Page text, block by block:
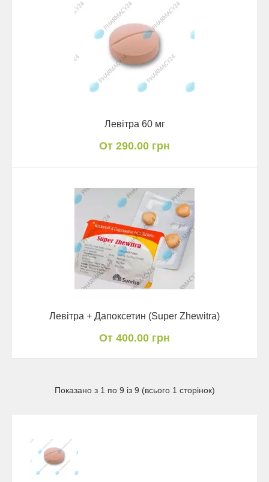
Левітра 60 мг
От 290.00 грн
Левітра + Дапоксетин (Super Zhewitra)
От 400.00 грн
Показано з 1 по 9 із 9 (всього 1 сторінок)